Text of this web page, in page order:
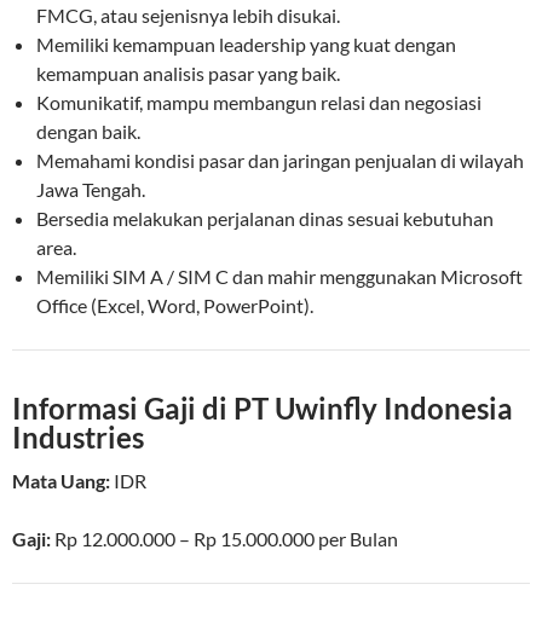
FMCG, atau sejenisnya lebih disukai.
Memiliki kemampuan leadership yang kuat dengan
kemampuan analisis pasar yang baik.
Komunikatif, mampu membangun relasi dan negosiasi
dengan baik.
Memahami kondisi pasar dan jaringan penjualan di wilayah
Jawa Tengah.
Bersedia melakukan perjalanan dinas sesuai kebutuhan
area.
Memiliki SIM A / SIM C dan mahir menggunakan Microsoft
Office (Excel, Word, PowerPoint).
Informasi Gaji di PT Uwinfly Indonesia
Industries
Mata Uang: IDR
Gaji: Rp 12.000.000 – Rp 15.000.000 per Bulan